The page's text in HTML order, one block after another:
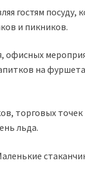
гостям посуду,
и пикников.
офисных
на
торговых
льда.